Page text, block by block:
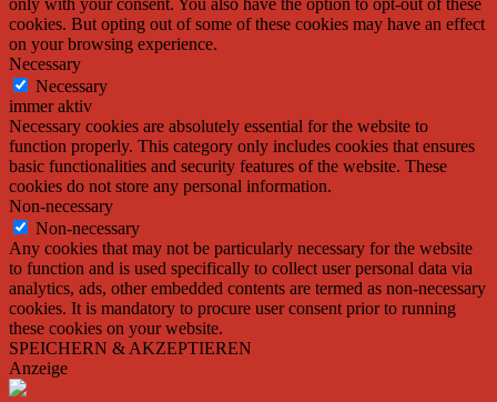
only with your consent. You also have the option to opt-out of these
cookies. But opting out of some of these cookies may have an effect
on your browsing experience.
Necessary
Necessary
immer aktiv
Necessary cookies are absolutely essential for the website to
function properly. This category only includes cookies that ensures
basic functionalities and security features of the website. These
cookies do not store any personal information.
Non-necessary
Non-necessary
Any cookies that may not be particularly necessary for the website
to function and is used specifically to collect user personal data via
analytics, ads, other embedded contents are termed as non-necessary
cookies. It is mandatory to procure user consent prior to running
these cookies on your website.
SPEICHERN & AKZEPTIEREN
Anzeige